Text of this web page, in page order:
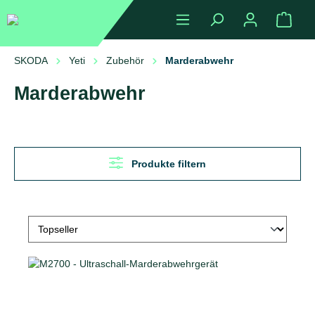
springen
SKODA Yeti Zubehör Marderabwehr
Marderabwehr
Produkte filtern